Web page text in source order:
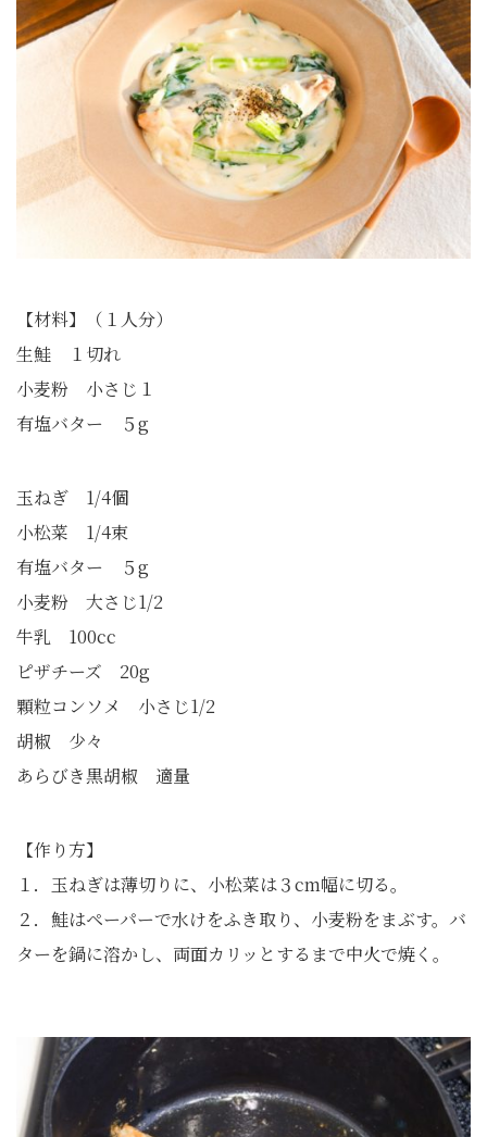
【材料】（１人分）
生鮭 １切れ
小麦粉 小さじ１
有塩バター ５g
玉ねぎ 1/4個
小松菜 1/4束
有塩バター ５g
小麦粉 大さじ1/2
牛乳 100cc
ピザチーズ 20g
顆粒コンソメ 小さじ1/2
胡椒 少々
あらびき黒胡椒 適量
【作り方】
１．玉ねぎは薄切りに、小松菜は３cm幅に切る。
２．鮭はペーパーで水けをふき取り、小麦粉をまぶす。バ
ターを鍋に溶かし、両面カリッとするまで中火で焼く。